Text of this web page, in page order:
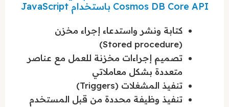
Cosmos DB Core API باستخدام JavaScript
كتابة ونشر واستدعاء إجراء مخزن
(Stored procedure)
تصميم إجراءات مخزنة للعمل مع عناصر
متعددة بشكل معاملاتي
تنفيذ المشغلات (Triggers)
تنفيذ وظيفة محددة من قبل المستخدم